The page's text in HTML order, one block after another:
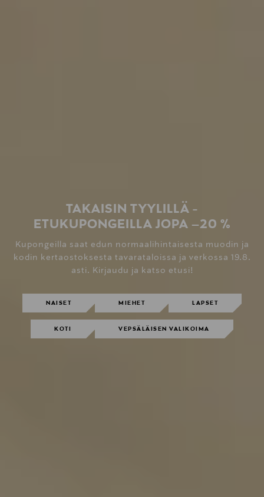
TAKAISIN TYYLILLÄ -
ETUKUPONGEILLA JOPA –20 %
Kupongeilla saat edun normaalihintaisesta muodin ja
kodin kertaostoksesta tavarataloissa ja verkossa 19.8.
asti. Kirjaudu ja katso etusi!
NAISET MIEHET LAPSET
KOTI VEPSÄLÄISEN VALIKOIMA